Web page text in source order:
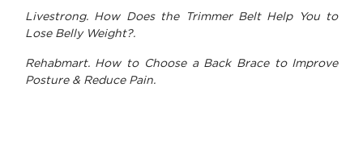
Livestrong. How Does the Trimmer Belt Help You to
Lose Belly Weight?.
Rehabmart. How to Choose a Back Brace to Improve
Posture & Reduce Pain.